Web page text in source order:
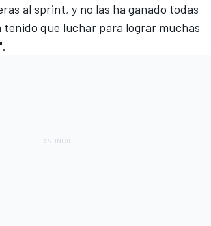
al sprint, y no las ha ganado todas
tenido que luchar para lograr muchas